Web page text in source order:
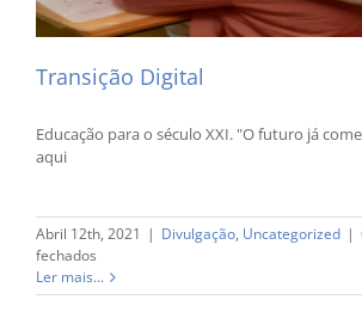
Transição Digital
Educação para o século XXI. "O futuro já
aqui
Abril 12th, 2021 | Divulgação, Uncategorized |
fechados
Transição
Digital
Ler mais...